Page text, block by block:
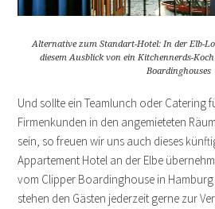
Alternative zum Standart-Hotel: In der Elb-
diesem Ausblick von ein Kitchennerds-
Boardinghouses
Und sollte ein Teamlunch oder Catering
Firmenkunden in den angemieteten
sein, so freuen wir uns auch dieses
Appartement Hotel an der Elbe
vom Clipper Boardinghouse in
stehen den Gästen jederzeit gerne zur